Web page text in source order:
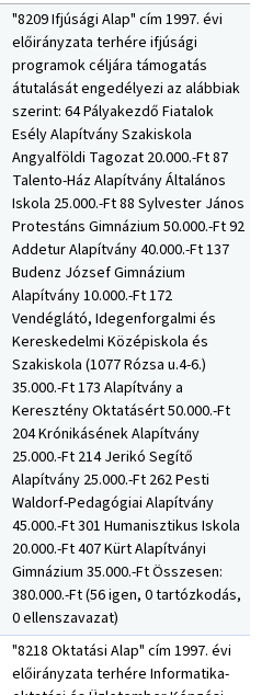
"8209 Ifjúsági Alap" cím 1997. évi
előirányzata terhére ifjúsági
programok céljára támogatás
átutalását engedélyezi az alábbiak
szerint: 64 Pályakezdő Fiatalok
Esély Alapítvány Szakiskola
Angyalföldi Tagozat 20.000.-Ft 87
Talento-Ház Alapítvány Általános
Iskola 25.000.-Ft 88 Sylvester János
Protestáns Gimnázium 50.000.-Ft 92
Addetur Alapítvány 40.000.-Ft 137
Budenz József Gimnázium
Alapítvány 10.000.-Ft 172
Vendéglátó, Idegenforgalmi és
Kereskedelmi Középiskola és
Szakiskola (1077 Rózsa u.4-6.)
35.000.-Ft 173 Alapítvány a
Keresztény Oktatásért 50.000.-Ft
204 Krónikásének Alapítvány
25.000.-Ft 214 Jerikó Segítő
Alapítvány 25.000.-Ft 262 Pesti
Waldorf-Pedagógiai Alapítvány
45.000.-Ft 301 Humanisztikus Iskola
20.000.-Ft 407 Kürt Alapítványi
Gimnázium 35.000.-Ft Összesen:
380.000.-Ft (56 igen, 0 tartózkodás,
0 ellenszavazat)
"8218 Oktatási Alap" cím 1997. évi
előirányzata terhére Informatika-